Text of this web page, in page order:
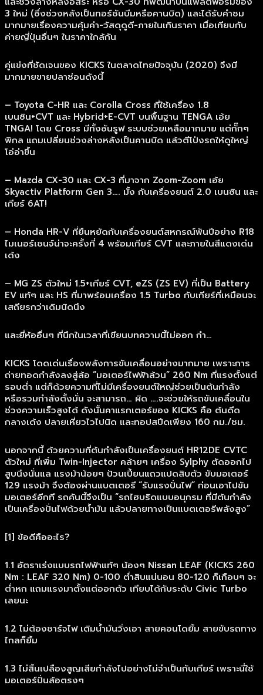
3 ใหม่ (ซึ่งช่วงหลังเป็นทอร์ชันบีมหรือคานบิด) และได้รับคำชม
มากมายเรื่องความคุ้มค่า-วัสดุดูดี-ภายในเกินราคา เมื่อเทียบกับ
ค่ายญี่ปุ่นอื่นๆ ในราคาใกล้กัน
คู่แข่งที่ชัดเจนของ KICKS ในตลาดไทยปัจจุบัน (2020) จึงมี
มากมายขายปลาช่อนดังนี้
– Toyota C-HR และ Corolla Cross ที่ใช้เครื่อง 1.8
เบนซิน+CVT และ Hybrid+E-CVT บนพื้นฐาน TENGA เอ้ย
TNGA! โดย Cross มีทั้งซันรูฟ ระบบช่วยเหลือมากมาย แต่กั๊กๆ
พิกล แถมเปลี่ยนช่วงล่างหลังเป็นคานบิด แล้วตีโป่งรถให้ดูใหญ่
โอ่อ่าขึ้น
– Mazda CX-30 และ CX-3 ที่มาจาก Zoom-Zoom เอ้ย
Skyactiv Platform Gen 3…. มั้ง กับเครื่องยนต์ 2.0 เบนซิน และ
เกียร์ 6AT!
– Honda HR-V ที่ยืนหยัดกับเครื่องยนต์สหกรณ์พันปีอย่าง R18
ไมเนอร์เชนจ์น่าจะครั้งที่ 4 พร้อมเกียร์ CVT และภายในสีแดงเด่น
เด้ง
– MG ZS ตัวใหม่ 1.5+เกียร์ CVT, eZS (ZS EV) ที่เป็น Battery
EV แท้ๆ และ HS ที่มาพร้อมเครื่อง 1.5 Turbo กับเกียร์ที่เหมือนจะ
เสถียรกว่าเดิมนิดนึง
และยี่ห้ออื่นๆ ที่นึกในเวลาที่เขียนบทความนี้ไม่ออก กำ…
KICKS โดดเด่นเรื่องพลังการขับเคลื่อนอย่างมากมาย เพราะการ
ถ่ายทอดกำลังลงสู่ล้อ “มอเตอร์ไฟฟ้าล้วน” 260 Nm ที่แรงตั้งแต่
รอบต่ำ แต่ก็ด้วยความที่ไม่มีเครื่องยนต์ใหญ่ช่วยเป็นต้นกำลัง
หรือรวมกำลังตั้งมั่น จะสามารถ… ผิด ….จะช่วยให้รถขับเคลื่อนใน
ช่วงความเร็วสูงได้ ดังนั้นคาแรกเตอร์ของ KICKS คือ ต้นดีด
กลางเด้ง ปลายเหี่ยวไวไปนิด และทอปสปีดเพียง 160 กม./ชม.
นอกจากนี้ ด้วยความที่ต้นกำลังเป็นเครื่องยนต์ HR12DE CVTC
ตัวใหม่ ที่เพิ่ม Twin-Injector คล้ายๆ เครื่อง Sylphy ตัดออกไป
สูบนึงนั่นแล แรงม้าน้อยๆ ป้วนเปี้ยนแถวแปดสิบตัว ขับมอเตอร์
129 แรงม้า จึงต้องผ่านแบตเตอรี “รับแรงปั่นไฟ” ก่อนเอาไปขับ
มอเตอร์อีกที รถคันนี้จึงเป็น “รถไฮบริดแบบอนุกรม ที่มีต้นกำลัง
เป็นเครื่องปั่นไฟด้วยน้ำมัน แล้วปลายทางเป็นแบตเตอรีพลังสูง”
[1] ข้อดีคืออะไร?
1.1 อัตราเร่งแบบรถไฟฟ้าแท้ๆ น้องๆ Nissan LEAF (KICKS 260
Nm : LEAF 320 Nm) 0-100 ต่ำสิบแน่นอน 80-120 ก็เกือบๆ จะ
ต่ำหก แถมแรงมาตั้งแต่ออกตัว เทียบได้กับระดับ Civic Turbo
เลยนะ
1.2 ไม่ต้องชาร์จไฟ เติมน้ำมันวิ่งเอา สายคอนโดยิ้ม สายขับรถทาง
ไกลก็ยิ้ม
1.3 ไม่สิ้นเปลืองสูญเสียกำลังไปอย่างไม่จำเป็นกับเกียร์ เพราะนี่ใช้
มอเตอร์ปั่นล้อตรงๆ